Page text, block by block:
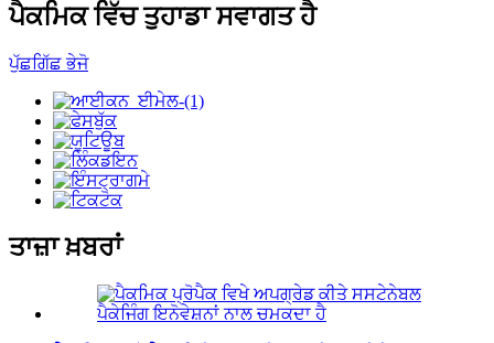
ਪੈਕਮਿਕ ਵਿੱਚ ਤੁਹਾਡਾ ਸਵਾਗਤ ਹੈ
ਪੁੱਛਗਿੱਛ ਭੇਜੋ
ਤਾਜ਼ਾ ਖ਼ਬਰਾਂ